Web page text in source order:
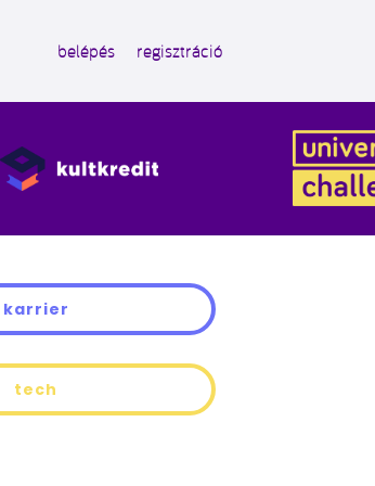
belépés regisztráció
karrier
tech